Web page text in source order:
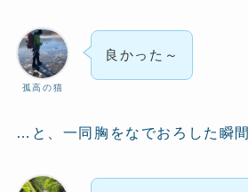
孤高の猫
良かった～
…と、一同胸をなでおろした瞬間